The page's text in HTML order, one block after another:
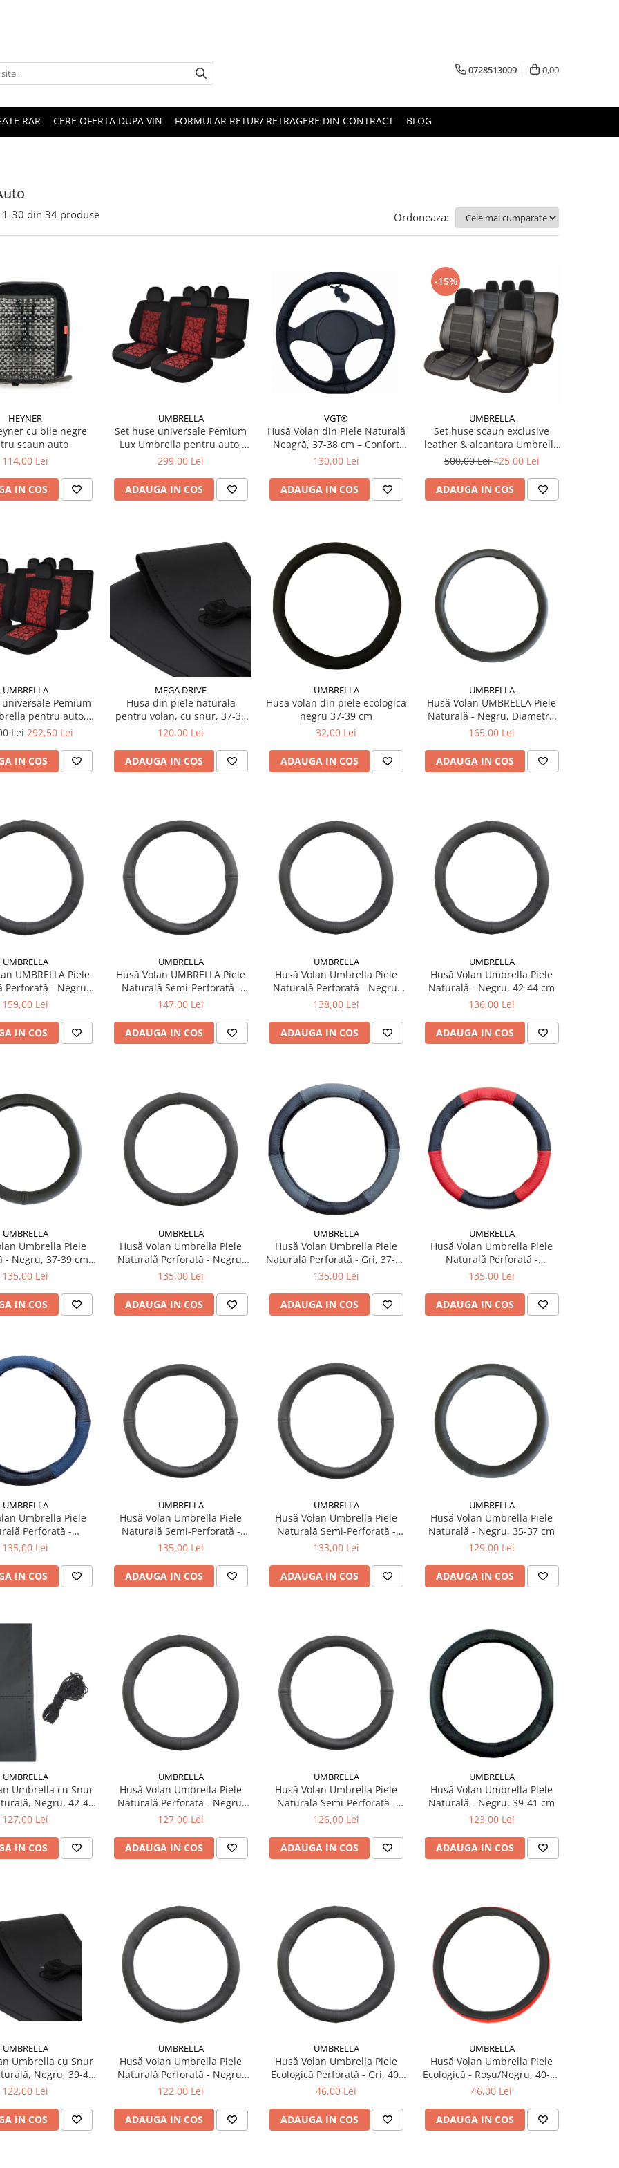
0728513009 0,00
RAR CERE OFERTA DUPA VIN FORMULAR RETUR/ RETRAGERE DIN CONTRACT BLOG
1-30 din 34 produse Ordoneaza:
HEYNER
cu bile negre
scaun auto
114,00 Lei
IN COS
UMBRELLA
Set huse universale Pemium
Lux Umbrella pentru auto,
culoare rosu si negru
299,00 Lei
ADAUGA IN COS
VGT®
Husă Volan din Piele Naturală
Neagră, 37-38 cm – Confort
Premium și Priză Sigură
130,00 Lei
ADAUGA IN COS
-15%
UMBRELLA
Set huse scaun exclusive
leather & alcantara Umbrella
pentru auto
500,00 Lei425,00 Lei
ADAUGA IN COS
UMBRELLA
Pemium
pentru auto,
rosu si negru
Lei292,50 Lei
IN COS
MEGA DRIVE
Husa din piele naturala
pentru volan, cu snur, 37-38
cm
120,00 Lei
ADAUGA IN COS
UMBRELLA
Husa volan din piele ecologica
negru 37-39 cm
32,00 Lei
ADAUGA IN COS
UMBRELLA
Husă Volan UMBRELLA Piele
Naturală - Negru, Diametru
47-49 cm (Universal,
165,00 Lei
ADAUGA IN COS
UMBRELLA
UMBRELLA Piele
Perforată - Negru,
44-46 cm
159,00 Lei
IN COS
UMBRELLA
Husă Volan UMBRELLA Piele
Naturală Semi-Perforată -
Negru, 44-46 cm (Universal)
147,00 Lei
ADAUGA IN COS
UMBRELLA
Husă Volan Umbrella Piele
Naturală Perforată - Negru,
37-39 cm
138,00 Lei
ADAUGA IN COS
UMBRELLA
Husă Volan Umbrella Piele
Naturală - Negru, 42-44 cm
136,00 Lei
ADAUGA IN COS
UMBRELLA
Umbrella Piele
- Negru, 37-39 cm
Dimensiune
135,00 Lei
IN COS
UMBRELLA
Husă Volan Umbrella Piele
Naturală Perforată - Negru,
39-41 cm (Universal, Aderență
135,00 Lei
ADAUGA IN COS
UMBRELLA
Husă Volan Umbrella Piele
Naturală Perforată - Gri, 37-39
cm (Universal, Standard)
135,00 Lei
ADAUGA IN COS
UMBRELLA
Husă Volan Umbrella Piele
Naturală Perforată -
Negru/Roșu, 37-39 cm
135,00 Lei
ADAUGA IN COS
UMBRELLA
Umbrella Piele
Perforată -
Negru, 37-39 cm
135,00 Lei
IN COS
UMBRELLA
Husă Volan Umbrella Piele
Naturală Semi-Perforată -
Negru, 39-41 cm
135,00 Lei
ADAUGA IN COS
UMBRELLA
Husă Volan Umbrella Piele
Naturală Semi-Perforată -
Negru, 37-39 cm
133,00 Lei
ADAUGA IN COS
UMBRELLA
Husă Volan Umbrella Piele
Naturală - Negru, 35-37 cm
129,00 Lei
ADAUGA IN COS
UMBRELLA
Umbrella cu Snur
Negru, 42-43
cm (Cusătură)
127,00 Lei
IN COS
UMBRELLA
Husă Volan Umbrella Piele
Naturală Perforată - Negru,
35-37 cm
127,00 Lei
ADAUGA IN COS
UMBRELLA
Husă Volan Umbrella Piele
Naturală Semi-Perforată -
Negru, 35-37 cm
126,00 Lei
ADAUGA IN COS
UMBRELLA
Husă Volan Umbrella Piele
Naturală - Negru, 39-41 cm
123,00 Lei
ADAUGA IN COS
UMBRELLA
Umbrella cu Snur
Negru, 39-40
cm (Cusătură)
122,00 Lei
IN COS
UMBRELLA
Husă Volan Umbrella Piele
Naturală Perforată - Negru,
42-44 cm
122,00 Lei
ADAUGA IN COS
UMBRELLA
Husă Volan Umbrella Piele
Ecologică Perforată - Gri, 40-
42 cm
46,00 Lei
ADAUGA IN COS
UMBRELLA
Husă Volan Umbrella Piele
Ecologică - Roșu/Negru, 40-42
cm
46,00 Lei
ADAUGA IN COS